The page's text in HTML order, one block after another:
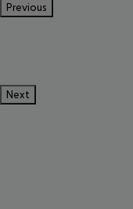
Previous
Next